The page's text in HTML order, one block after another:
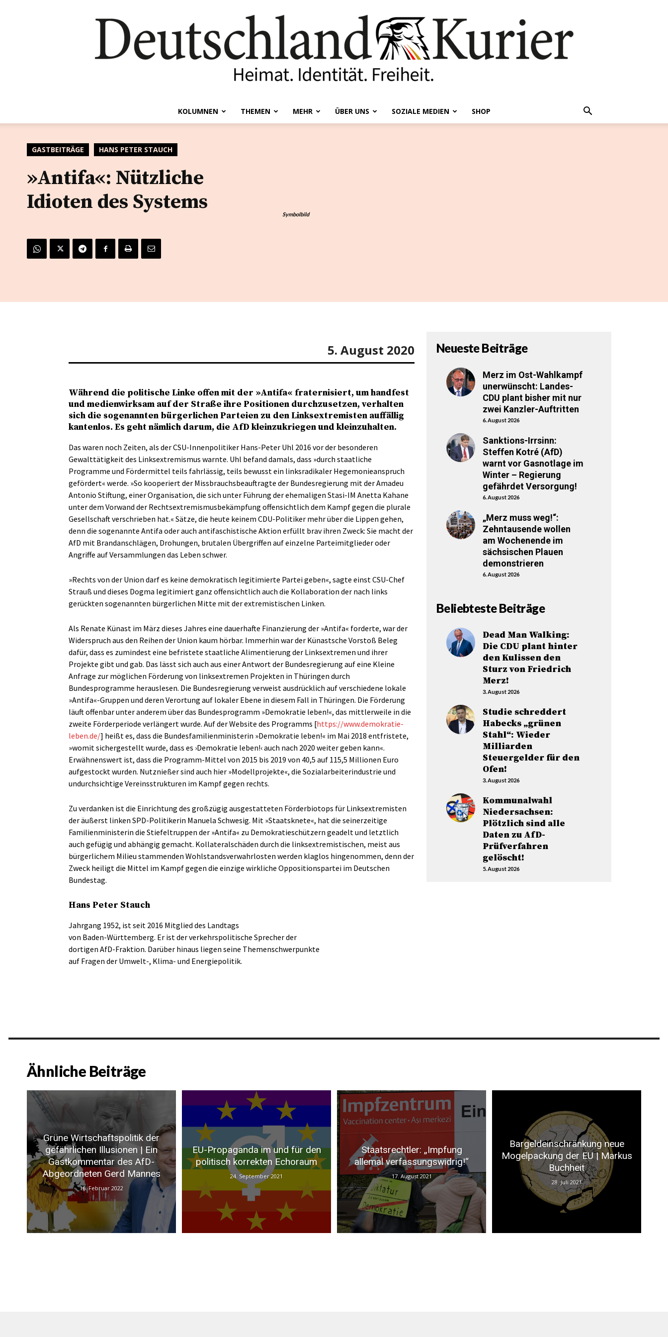
KOLUMNEN THEMEN MEHR ÜBER UNS SOZIALE MEDIEN SHOP
GASTBEITRÄGE HANS PETER STAUCH
»Antifa«: Nützliche
Idioten des Systems
Symbolbild
5. August 2020
Während die politische Linke offen mit der »Antifa« fraternisiert, um handfest
und medienwirksam auf der Straße ihre Positionen durchzusetzen, verhalten
sich die sogenannten bürgerlichen Parteien zu den Linksextremisten auffällig
kantenlos. Es geht nämlich darum, die AfD kleinzukriegen und kleinzuhalten.
Das waren noch Zeiten, als der CSU-Innenpolitiker Hans-Peter Uhl 2016 vor der besonderen
Gewalttätigkeit des Linksextremismus warnte. Uhl befand damals, dass »durch staatliche
Programme und Fördermittel teils fahrlässig, teils bewusst ein linksradikaler Hegemonieanspruch
gefördert« werde. »So kooperiert der Missbrauchsbeauftragte der Bundesregierung mit der Amadeu
Antonio Stiftung, einer Organisation, die sich unter Führung der ehemaligen Stasi-IM Anetta Kahane
unter dem Vorwand der Rechtsextremismusbekämpfung offensichtlich dem Kampf gegen die plurale
Gesellschaft verschrieben hat.« Sätze, die heute keinem CDU-Politiker mehr über die Lippen gehen,
denn die sogenannte Antifa oder auch antifaschistische Aktion erfüllt brav ihren Zweck: Sie macht der
AfD mit Brandanschlägen, Drohungen, brutalen Übergriffen auf einzelne Parteimitglieder oder
Angriffe auf Versammlungen das Leben schwer.
»Rechts von der Union darf es keine demokratisch legitimierte Partei geben«, sagte einst CSU-Chef
Strauß und dieses Dogma legitimiert ganz offensichtlich auch die Kollaboration der nach links
gerückten sogenannten bürgerlichen Mitte mit der extremistischen Linken.
Als Renate Künast im März dieses Jahres eine dauerhafte Finanzierung der »Antifa« forderte, war der
Widerspruch aus den Reihen der Union kaum hörbar. Immerhin war der Künastsche Vorstoß Beleg
dafür, dass es zumindest eine befristete staatliche Alimentierung der Linksextremen und ihrer
Projekte gibt und gab. Das lässt sich auch aus einer Antwort der Bundesregierung auf eine Kleine
Anfrage zur möglichen Förderung von linksextremen Projekten in Thüringen durch
Bundesprogramme herauslesen. Die Bundesregierung verweist ausdrücklich auf verschiedene lokale
»Antifa«-Gruppen und deren Verortung auf lokaler Ebene in diesem Fall in Thüringen. Die Förderung
läuft offenbar unter anderem über das Bundesprogramm »Demokratie leben!«, das mittlerweile in die
zweite Förderperiode verlängert wurde. Auf der Website des Programms [https://www.demokratie-
leben.de/] heißt es, dass die Bundesfamilienministerin »Demokratie leben!« im Mai 2018 entfristete,
»womit sichergestellt wurde, dass es ›Demokratie leben!‹ auch nach 2020 weiter geben kann«.
Erwähnenswert ist, dass die Programm-Mittel von 2015 bis 2019 von 40,5 auf 115,5 Millionen Euro
aufgestockt wurden. Nutznießer sind auch hier »Modellprojekte«, die Sozialarbeiterindustrie und
undurchsichtige Vereinsstrukturen im Kampf gegen rechts.
Zu verdanken ist die Einrichtung des großzügig ausgestatteten Förderbiotops für Linksextremisten
der äußerst linken SPD-Politikerin Manuela Schwesig. Mit »Staatsknete«, hat die seinerzeitige
Familienministerin die Stiefeltruppen der »Antifa« zu Demokratieschützern geadelt und letztlich
auch gefügig und abhängig gemacht. Kollateralschäden durch die linksextremistischen, meist aus
bürgerlichem Milieu stammenden Wohlstandsverwahrlosten werden klaglos hingenommen, denn der
Zweck heiligt die Mittel im Kampf gegen die einzige wirkliche Oppositionspartei im Deutschen
Bundestag.
Hans Peter Stauch
Jahrgang 1952, ist seit 2016 Mitglied des Landtags
von Baden-Württemberg. Er ist der verkehrspolitische Sprecher der
dortigen AfD-Fraktion. Darüber hinaus liegen seine Themenschwerpunkte
auf Fragen der Umwelt-, Klima- und Energiepolitik.
Neueste Beiträge
Merz im Ost-Wahlkampf
unerwünscht: Landes-
CDU plant bisher mit nur
zwei Kanzler-Auftritten
6. August 2026
Sanktions-Irrsinn:
Steffen Kotré (AfD)
warnt vor Gasnotlage im
Winter – Regierung
gefährdet Versorgung!
6. August 2026
„Merz muss weg!“:
Zehntausende wollen
am Wochenende im
sächsischen Plauen
demonstrieren
6. August 2026
Beliebteste Beiträge
Dead Man Walking:
Die CDU plant hinter
den Kulissen den
Sturz von Friedrich
Merz!
3. August 2026
Studie schreddert
Habecks „grünen
Stahl“: Wieder
Milliarden
Steuergelder für den
Ofen!
3. August 2026
Kommunalwahl
Niedersachsen:
Plötzlich sind alle
Daten zu AfD-
Prüfverfahren
gelöscht!
5. August 2026
Ähnliche Beiträge
Grüne Wirtschaftspolitik der
gefährlichen Illusionen | Ein
Gastkommentar des AfD-
Abgeordneten Gerd Mannes
16. Februar 2022
EU-Propaganda im und für den
politisch korrekten Echoraum
24. September 2021
Staatsrechtler: „Impfung
allemal verfassungswidrig!“
17. August 2021
Bargeldeinschränkung neue
Mogelpackung der EU | Markus
Buchheit
28. Juli 2021